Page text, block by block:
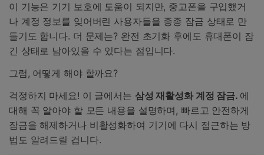
이 기능은 기기 보호에 도움이 되지만, 중고폰을 구입했거
나 계정 정보를 잊어버린 사용자들을 종종 잠금 상태로 만
들기도 합니다. 더 문제는? 완전 초기화 후에도 휴대폰이 잠
긴 상태로 남아있을 수 있다는 점입니다.
그럼, 어떻게 해야 할까요?
걱정하지 마세요! 이 글에서는 삼성 재활성화 계정 잠금. 에
대해 꼭 알아야 할 모든 내용을 설명하며, 빠르고 안전하게
잠금을 해제하거나 비활성화하여 기기에 다시 접근하는 방
법도 알려드릴 겁니다.